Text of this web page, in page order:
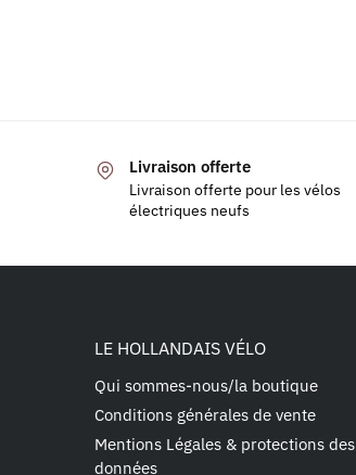
Livraison offerte
Livraison offerte pour les vélos
électriques neufs
LE HOLLANDAIS VÉLO
Qui sommes-nous/la boutique
Conditions générales de vente
Mentions Légales & protections des
données